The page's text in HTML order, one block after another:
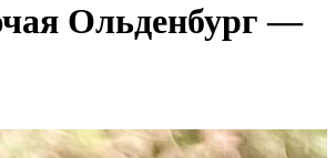
Ольденбург —